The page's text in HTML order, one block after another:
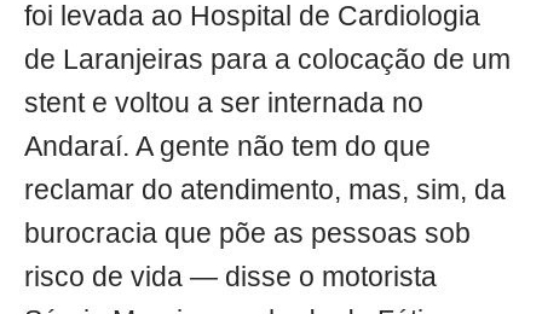
foi levada ao Hospital de Cardiologia
de Laranjeiras para a colocação de um
stent e voltou a ser internada no
Andaraí. A gente não tem do que
reclamar do atendimento, mas, sim, da
burocracia que põe as pessoas sob
risco de vida — disse o motorista